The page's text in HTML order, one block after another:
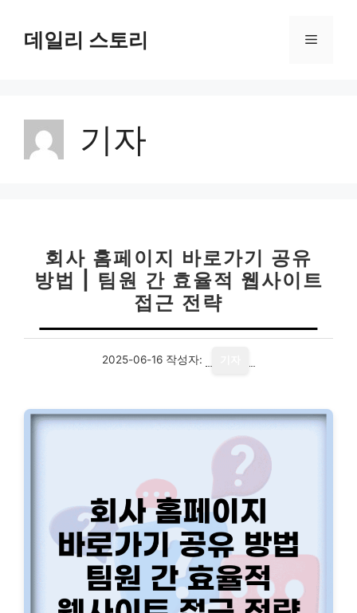
데일리 스토리 메
기자
회사 홈페이지 바로가기 공유
방법 | 팀원 간 효율적 웹사이트
접근 전략
2025-06-16 작성자: